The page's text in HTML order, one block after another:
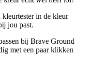
in de kleur
jou past.
bij Brave Ground
met een paar klikken